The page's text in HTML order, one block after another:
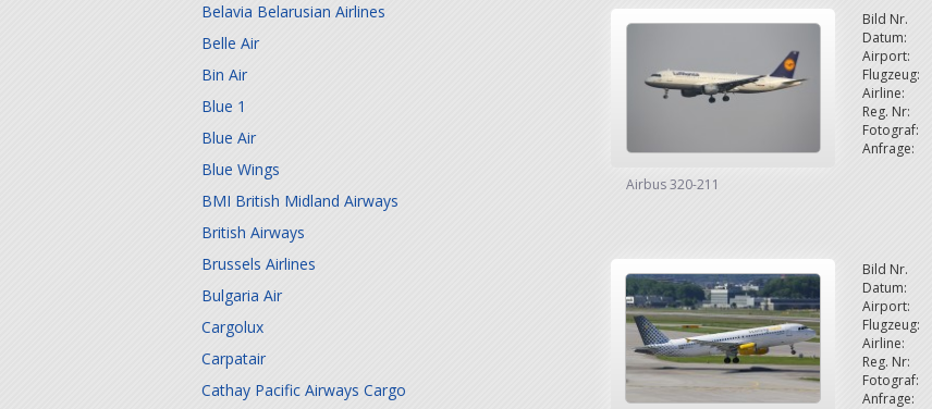
Belavia Belarusian Airlines
Belle Air
Bin Air
Blue 1
Blue Air
Blue Wings
BMI British Midland Airways
British Airways
Brussels Airlines
Bulgaria Air
Cargolux
Carpatair
Cathay Pacific Airways Cargo
Airbus 320-211
Bild Nr.
Datum:
Airport:
Flugzeug:
Airline:
Reg. Nr:
Fotograf:
Anfrage:
Bild Nr.
Datum:
Airport:
Flugzeug:
Airline:
Reg. Nr:
Fotograf:
Anfrage: